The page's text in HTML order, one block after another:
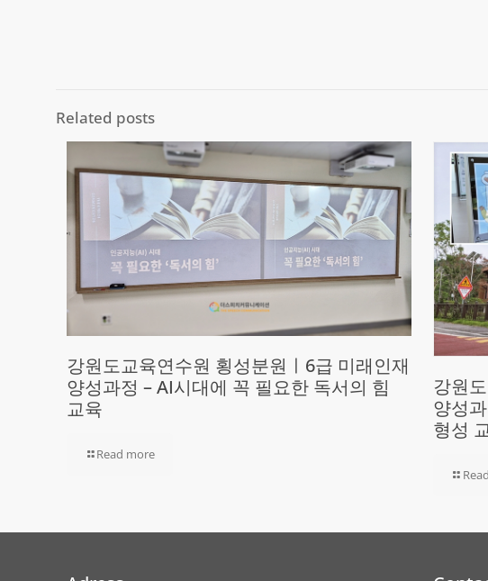
Related posts
강원도교육연수원 횡성분원ㅣ6급 미래인재
양성과정 – AI시대에 꼭 필요한 독서의 힘
교육
Read more
강원
양성
형성